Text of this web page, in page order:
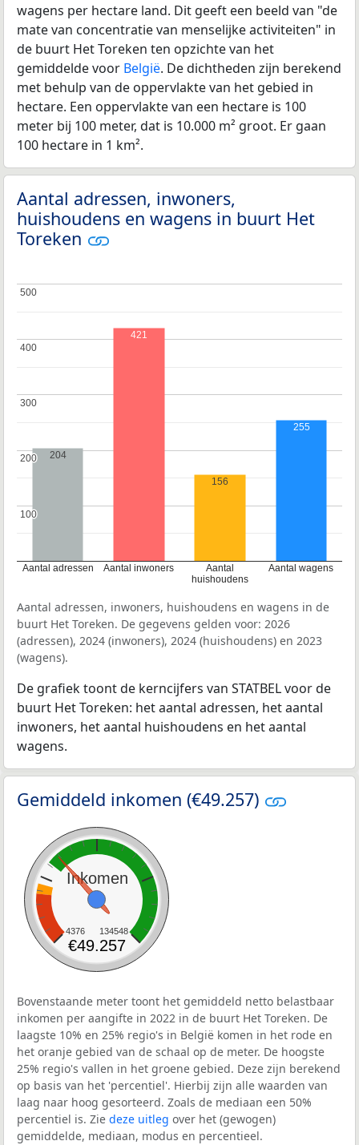
wagens per hectare land. Dit geeft een beeld van "de
mate van concentratie van menselijke activiteiten" in
de buurt Het Toreken ten opzichte van het
gemiddelde voor België. De dichtheden zijn berekend
met behulp van de oppervlakte van het gebied in
hectare. Een oppervlakte van een hectare is 100
meter bij 100 meter, dat is 10.000 m² groot. Er gaan
100 hectare in 1 km².
Aantal adressen, inwoners,
huishoudens en wagens in buurt Het
Toreken
Aantal adressen Aantal inwoners
Aantal
huishoudens
Aantal wagens
100
100
200
200
300
300
400
400
500
500
204
421
156
255
Aantal adressen, inwoners, huishoudens en wagens in de
buurt Het Toreken. De gegevens gelden voor: 2026
(adressen), 2024 (inwoners), 2024 (huishoudens) en 2023
(wagens).
De grafiek toont de kerncijfers van STATBEL voor de
buurt Het Toreken: het aantal adressen, het aantal
inwoners, het aantal huishoudens en het aantal
wagens.
Gemiddeld inkomen (€49.257)
Inkomen
4376 134548
€49.257
Bovenstaande meter toont het gemiddeld netto belastbaar
inkomen per aangifte in 2022 in de buurt Het Toreken. De
laagste 10% en 25% regio's in België komen in het rode en
het oranje gebied van de schaal op de meter. De hoogste
25% regio's vallen in het groene gebied. Deze zijn berekend
op basis van het 'percentiel'. Hierbij zijn alle waarden van
laag naar hoog gesorteerd. Zoals de mediaan een 50%
percentiel is. Zie deze uitleg over het (gewogen)
gemiddelde, mediaan, modus en percentieel.